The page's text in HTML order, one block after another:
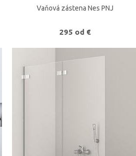
Vaňová zástena Nes PNJ
295 od €